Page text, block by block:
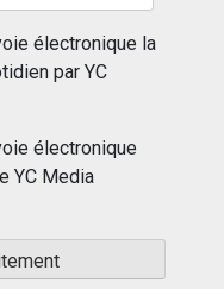
électronique la
par YC
électronique
YC Media